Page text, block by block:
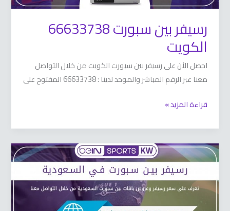
رسيفر بين سبورت 66633738
الكويت
احصل الأن على رسيفر بين سبورت الكويت من خلال التواصل
معنا عبر الرقم المباشر والموحد لدينا : 66633738 المفتوح على
قراءة المزيد »
رسيفر
بين
سبورت
الجديد